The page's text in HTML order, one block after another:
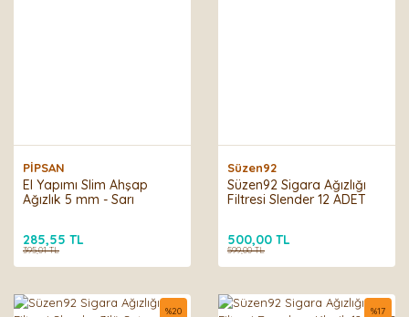
PİPSAN
El Yapımı Slim Ahşap
Ağızlık 5 mm - Sarı
285,55 TL
395,01 TL
Süzen92
Süzen92 Sigara Ağızlığı
Filtresi Slender 12 ADET
500,00 TL
599,00 TL
%20 %17